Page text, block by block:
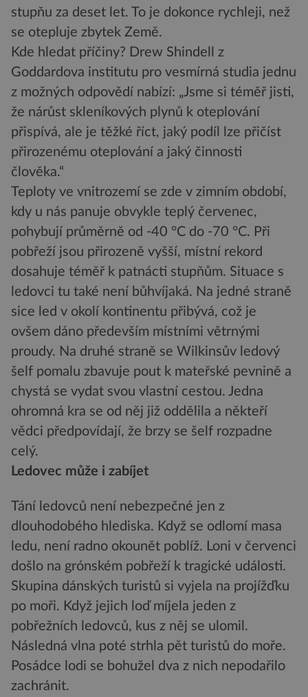
stupňu za deset let. To je dokonce rychleji, než
se otepluje zbytek Země.
Kde hledat příčiny? Drew Shindell z
Goddardova institutu pro vesmírná studia jednu
z možných odpovědí nabízí: „Jsme si téměř jisti,
že nárůst skleníkových plynů k oteplování
přispívá, ale je těžké říct, jaký podíl lze přičíst
přirozenému oteplování a jaký činnosti
člověka.“
Teploty ve vnitrozemí se zde v zimním období,
kdy u nás panuje obvykle teplý červenec,
pohybují průměrně od -40 °C do -70 °C. Při
pobřeží jsou přirozeně vyšší, místní rekord
dosahuje téměř k patnácti stupňům. Situace s
ledovci tu také není bůhvíjaká. Na jedné straně
sice led v okolí kontinentu přibývá, což je
ovšem dáno především místními větrnými
proudy. Na druhé straně se Wilkinsův ledový
šelf pomalu zbavuje pout k mateřské pevnině a
chystá se vydat svou vlastní cestou. Jedna
ohromná kra se od něj již oddělila a někteří
vědci předpovídají, že brzy se šelf rozpadne
celý.
Ledovec může i zabíjet
Tání ledovců není nebezpečné jen z
dlouhodobého hlediska. Když se odlomí masa
ledu, není radno okounět poblíž. Loni v červenci
došlo na grónském pobřeží k tragické události.
Skupina dánských turistů si vyjela na projížďku
po moři. Když jejich loď míjela jeden z
pobřežních ledovců, kus z něj se ulomil.
Následná vlna poté strhla pět turistů do moře.
Posádce lodi se bohužel dva z nich nepodařilo
zachránit.